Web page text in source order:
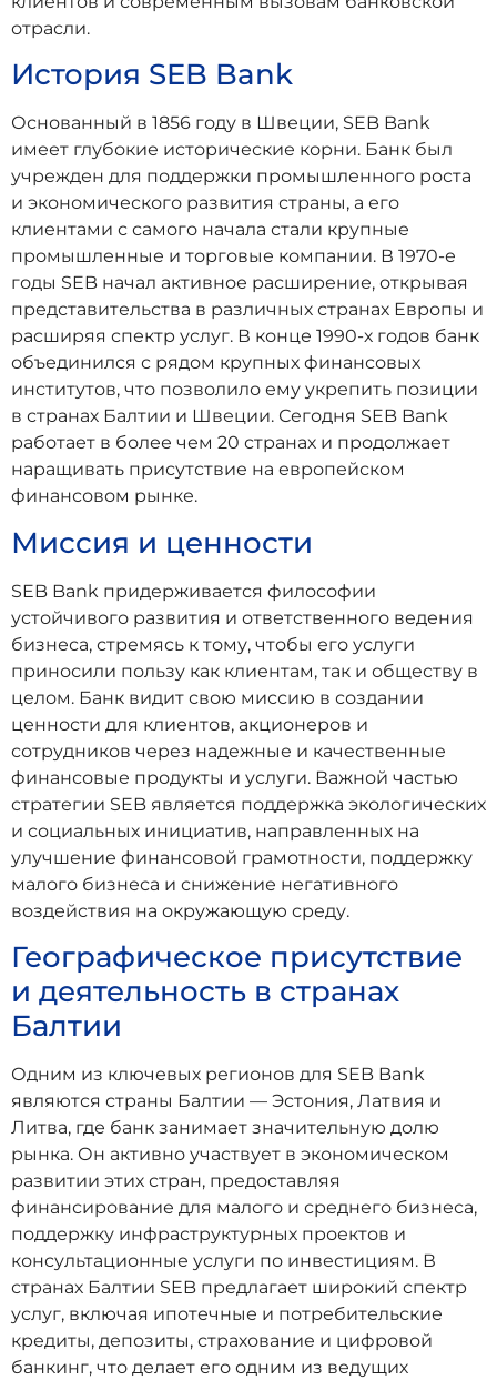
отрасли.
История SEB Bank
Основанный в 1856 году в Швеции, SEB Bank
имеет глубокие исторические корни. Банк был
учрежден для поддержки промышленного роста
и экономического развития страны, а его
клиентами с самого начала стали крупные
промышленные и торговые компании. В 1970-е
годы SEB начал активное расширение, открывая
представительства в различных странах Европы и
расширяя спектр услуг. В конце 1990-х годов банк
объединился с рядом крупных финансовых
институтов, что позволило ему укрепить позиции
в странах Балтии и Швеции. Сегодня SEB Bank
работает в более чем 20 странах и продолжает
наращивать присутствие на европейском
финансовом рынке.
Миссия и ценности
SEB Bank придерживается философии
устойчивого развития и ответственного ведения
бизнеса, стремясь к тому, чтобы его услуги
приносили пользу как клиентам, так и обществу в
целом. Банк видит свою миссию в создании
ценности для клиентов, акционеров и
сотрудников через надежные и качественные
финансовые продукты и услуги. Важной частью
стратегии SEB является поддержка экологических
и социальных инициатив, направленных на
улучшение финансовой грамотности, поддержку
малого бизнеса и снижение негативного
воздействия на окружающую среду.
Географическое присутствие
и деятельность в странах
Балтии
Одним из ключевых регионов для SEB Bank
являются страны Балтии — Эстония, Латвия и
Литва, где банк занимает значительную долю
рынка. Он активно участвует в экономическом
развитии этих стран, предоставляя
финансирование для малого и среднего бизнеса,
поддержку инфраструктурных проектов и
консультационные услуги по инвестициям. В
странах Балтии SEB предлагает широкий спектр
услуг, включая ипотечные и потребительские
кредиты, депозиты, страхование и цифровой
банкинг, что делает его одним из ведущих